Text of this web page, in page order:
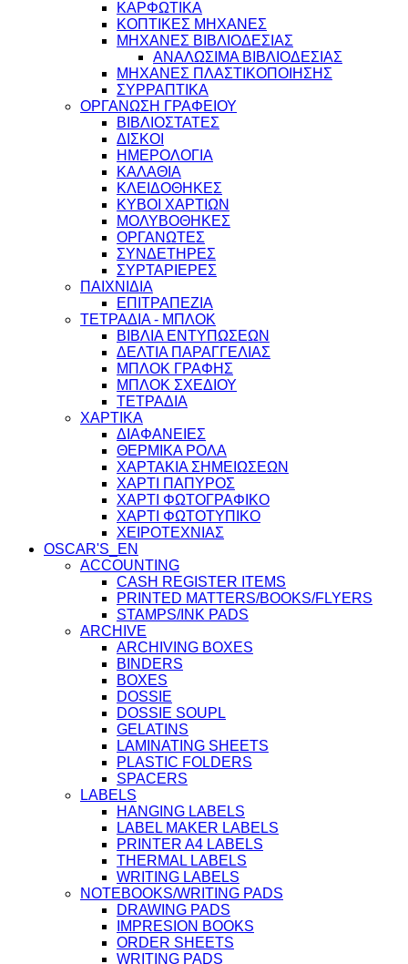
ΚΑΡΦΩΤΙΚΑ
ΚΟΠΤΙΚΕΣ ΜΗΧΑΝΕΣ
ΜΗΧΑΝΕΣ ΒΙΒΛΙΟΔΕΣΙΑΣ
ΑΝΑΛΩΣΙΜΑ ΒΙΒΛΙΟΔΕΣΙΑΣ
ΜΗΧΑΝΕΣ ΠΛΑΣΤΙΚΟΠΟΙΗΣΗΣ
ΣΥΡΡΑΠΤΙΚΑ
ΟΡΓΑΝΩΣΗ ΓΡΑΦΕΙΟΥ
ΒΙΒΛΙΟΣΤΑΤΕΣ
ΔΙΣΚΟΙ
ΗΜΕΡΟΛΟΓΙΑ
ΚΑΛΑΘΙΑ
ΚΛΕΙΔΟΘΗΚΕΣ
ΚΥΒΟΙ ΧΑΡΤΙΩΝ
ΜΟΛΥΒΟΘΗΚΕΣ
ΟΡΓΑΝΩΤΕΣ
ΣΥΝΔΕΤΗΡΕΣ
ΣΥΡΤΑΡΙΕΡΕΣ
ΠΑΙΧΝΙΔΙΑ
ΕΠΙΤΡΑΠΕΖΙΑ
ΤΕΤΡΑΔΙΑ - ΜΠΛΟΚ
ΒΙΒΛΙΑ ΕΝΤΥΠΩΣΕΩΝ
ΔΕΛΤΙΑ ΠΑΡΑΓΓΕΛΙΑΣ
ΜΠΛΟΚ ΓΡΑΦΗΣ
ΜΠΛΟΚ ΣΧΕΔΙΟΥ
ΤΕΤΡΑΔΙΑ
ΧΑΡΤΙΚΑ
ΔΙΑΦΑΝΕΙΕΣ
ΘΕΡΜΙΚΑ ΡΟΛΑ
ΧΑΡΤΑΚΙΑ ΣΗΜΕΙΩΣΕΩΝ
ΧΑΡΤΙ ΠΑΠΥΡΟΣ
ΧΑΡΤΙ ΦΩΤΟΓΡΑΦΙΚΟ
ΧΑΡΤΙ ΦΩΤΟΤΥΠΙΚΟ
ΧΕΙΡΟΤΕΧΝΙΑΣ
OSCAR'S_EN
ACCOUNTING
CASH REGISTER ITEMS
PRINTED MATTERS/BOOKS/FLYERS
STAMPS/INK PADS
ARCHIVE
ARCHIVING BOXES
BINDERS
BOXES
DOSSIE
DOSSIE SOUPL
GELATINS
LAMINATING SHEETS
PLASTIC FOLDERS
SPACERS
LABELS
HANGING LABELS
LABEL MAKER LABELS
PRINTER A4 LABELS
THERMAL LABELS
WRITING LABELS
NOTEBOOKS/WRITING PADS
DRAWING PADS
IMPRESION BOOKS
ORDER SHEETS
WRITING PADS